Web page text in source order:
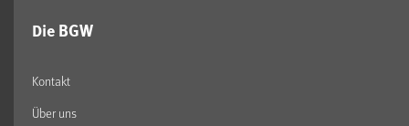
Die BGW
Kontakt
Über uns